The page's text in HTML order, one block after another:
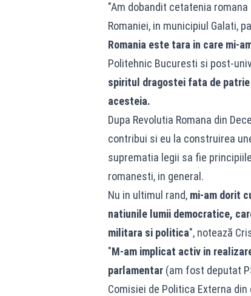
"Am dobandit cetatenia
Romaniei, in municipiul Galati,
Romania este tara in care mi-
Politehnic Bucuresti si post-
spiritul dragostei fata de
acesteia.
Dupa Revolutia Romana din
contribui si eu la construirea
suprematia legii sa fie
romanesti, in general.
Nu in ultimul rand, mi-am dorit
natiunile lumii democratice,
militara si politica", notează
"M-am implicat activ in
parlamentar (am fost deputat
Comisiei de Politica Externa